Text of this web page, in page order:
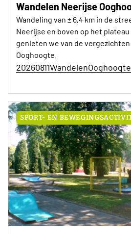
Wandelen Neerijse
Wandeling van ± 6,4 km in de
Neerijse en boven op het
genieten we van de
Ooghoogte.
20260811WandelenOoghoogte
SPORT- EN